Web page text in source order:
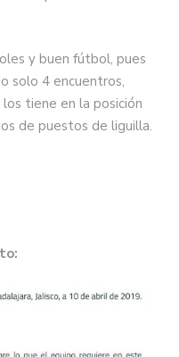
y buen fútbol, pues
solo 4 encuentros,
tiene en la posición
de puestos de liguilla.